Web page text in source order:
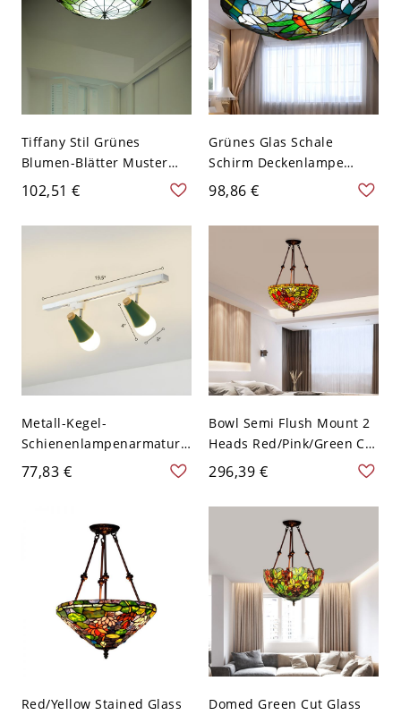
Tiffany Stil Grünes
Blumen-Blätter Muster
Deckenlampe Schale
Weißes Glas 4-Birne
Deckenleuchte - Grün
102,51 €
Grünes Glas Schale
Schirm Deckenlampe
Tiffany Stil Libelle-Blumen
Muster 3-Birne
Deckenleuchte - Blaugrün
110V-120V 30,48 cm
98,86 €
Metall-Kegel-
Schienenlampenarmatur
Macaron Halbflächen-
Deckenleuchte mit
120V 2 Grün
77,83 €
Bowl Semi Flush Mount 2
Heads Red/Pink/Green Cut
Glass Victorian Ceiling
Mounted Fixture with
Flower/Peach Pattern -
Grün 110V-120V
296,39 €
Red/Yellow Stained Glass
Domed Green Cut Glass